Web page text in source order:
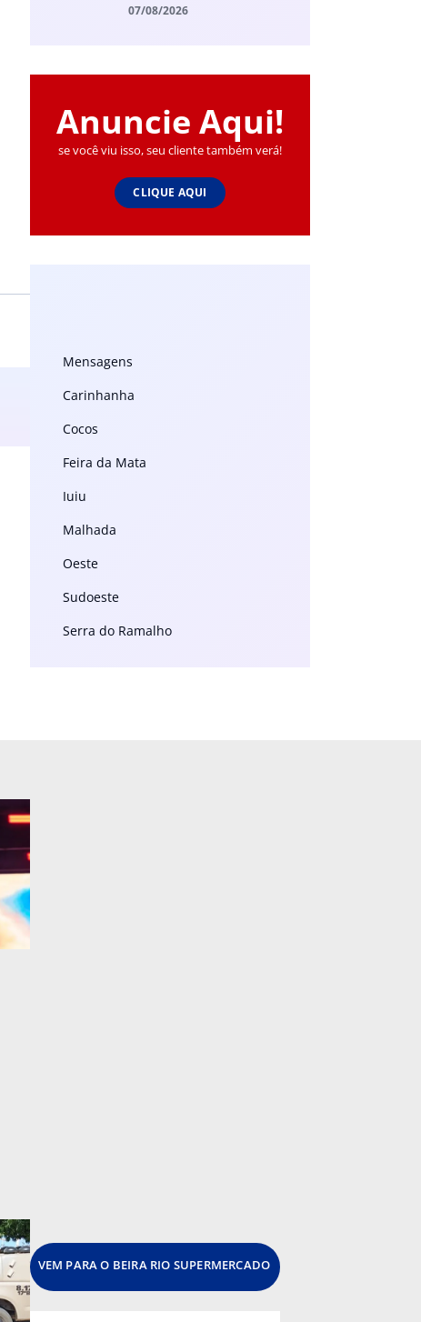
07/08/2026
Anuncie Aqui!
se você viu isso, seu cliente também verá!
CLIQUE AQUI
Mensagens
Carinhanha
Cocos
Feira da Mata
Iuiu
Malhada
Oeste
Sudoeste
Serra do Ramalho
VEM PARA O BEIRA RIO SUPERMERCADO